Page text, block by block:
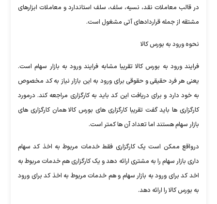
در قالب معاملات نقد، نسیه، سلف، سلف استاندارد و معاملات ابزارهای
مشتقه از جمله قراردادهای آتی مشغول است.
نحوه ورود به بورس کالا
فرایند ورود به بورس کالا تقریبا مشابه فرایند ورود به بازار سهام است.
یعنی هر فرد حقیقی و حقوقی برای ورود به این بازار نیاز به کد مخصوص
به خود دارد و برای دریافت این کد باید به کارگزاری مراجعه کند. درمورد
کارگزاری ها باید گفت تقریبا کارگزاری های بورس کالا همان کارگزاری های
بازار سهام هستند اما تعداد آن ها کمتر است.
درواقع ممکن است یک کارگزاری فقط خدمات مربوط به اخذ کد سهام
داری بازار سهام را به مشتری ارائه دهد و یک کارگزاری هم خدمات مربوط به
اخد کد برای ورود به بازار سهام و هم خدمات مربوط به اخذ کد برای ورود
به بورس کالا را ارائه دهد.